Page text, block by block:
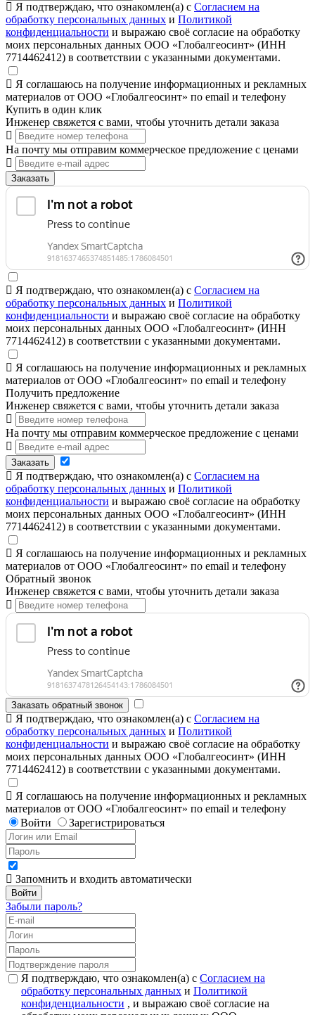
Я подтверждаю, что ознакомлен(а) с Согласием на
обработку персональных данных и Политикой
конфиденциальности и выражаю своё согласие на обработку
моих персональных данных ООО «Глобалгеосинт» (ИНН
7714462412) в соответствии с указанными документами.
Я соглашаюсь на получение информационных и рекламных
материалов от ООО «Глобалгеосинт» по email и телефону
Купить в один клик
Инженер свяжется с вами, чтобы уточнить детали заказа
На почту мы отправим коммерческое предложение с ценами
Заказать
Я подтверждаю, что ознакомлен(а) с Согласием на
обработку персональных данных и Политикой
конфиденциальности и выражаю своё согласие на обработку
моих персональных данных ООО «Глобалгеосинт» (ИНН
7714462412) в соответствии с указанными документами.
Я соглашаюсь на получение информационных и рекламных
материалов от ООО «Глобалгеосинт» по email и телефону
Получить предложение
Инженер свяжется с вами, чтобы уточнить детали заказа
На почту мы отправим коммерческое предложение с ценами
Заказать
Я подтверждаю, что ознакомлен(а) с Согласием на
обработку персональных данных и Политикой
конфиденциальности и выражаю своё согласие на обработку
моих персональных данных ООО «Глобалгеосинт» (ИНН
7714462412) в соответствии с указанными документами.
Я соглашаюсь на получение информационных и рекламных
материалов от ООО «Глобалгеосинт» по email и телефону
Обратный звонок
Инженер свяжется с вами, чтобы уточнить детали заказа
Заказать обратный звонок
Я подтверждаю, что ознакомлен(а) с Согласием на
обработку персональных данных и Политикой
конфиденциальности и выражаю своё согласие на обработку
моих персональных данных ООО «Глобалгеосинт» (ИНН
7714462412) в соответствии с указанными документами.
Я соглашаюсь на получение информационных и рекламных
материалов от ООО «Глобалгеосинт» по email и телефону
Войти
Зарегистрироваться
Запомнить и входить автоматически
Забыли пароль?
Я подтверждаю, что ознакомлен(а) с Согласием на
обработку персональных данных и Политикой
конфиденциальности , и выражаю своё согласие на